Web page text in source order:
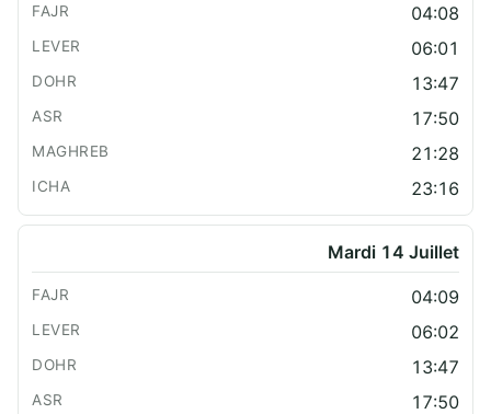
04:08
06:01
13:47
17:50
21:28
23:16
Mardi 14 Juillet
04:09
06:02
13:47
17:50